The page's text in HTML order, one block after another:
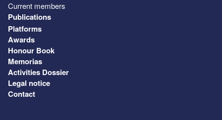
Current members
Publications
Platforms
Awards
Honour Book
Memorias
Activities Dossier
Legal notice
Contact